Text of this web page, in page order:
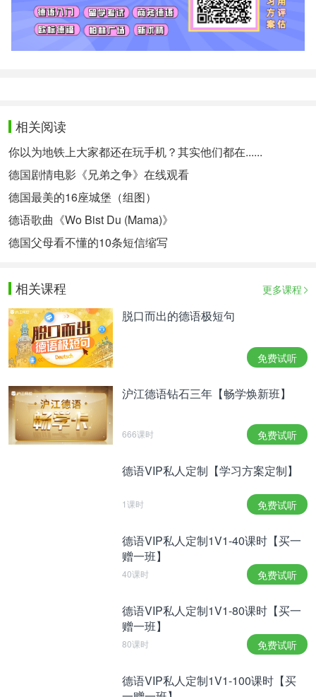
相关阅读
你以为地铁上大家都还在玩手机？其实他们都在......
德国剧情电影《兄弟之争》在线观看
德国最美的16座城堡（组图）
德语歌曲《Wo Bist Du (Mama)》
德国父母看不懂的10条短信缩写
相关课程 更多课程
脱口而出的德语极短句
免费试听
沪江德语钻石三年【畅学焕新班】
666课时 免费试听
德语VIP私人定制【学习方案定制】
1课时 免费试听
德语VIP私人定制1V1-40课时【买一
赠一班】
40课时 免费试听
德语VIP私人定制1V1-80课时【买一
赠一班】
80课时 免费试听
德语VIP私人定制1V1-100课时【买